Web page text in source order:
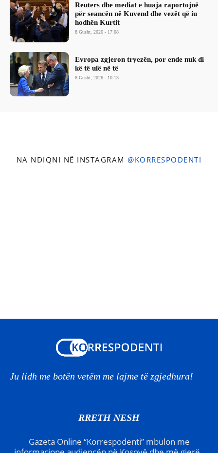
Reuters dhe mediat e huaja raportojnë
për seancën në Kuvend dhe vezët që iu
hodhën Kurtit
8 Gusht, 2026 - 17:08
Evropa zgjeron tryezën, por ende nuk di
kë të ulë në të
8 Gusht, 2026 - 10:13
NA NDIQNI NË INSTAGRAM @KORRESPODENTI
Ju lidh me botën vetëm me lajme të zgjedhura!
RRETH NESH
Gazeta Online “Korrespodenti” mbulon me